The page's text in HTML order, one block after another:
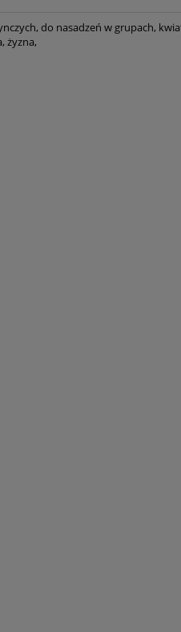
do nasadzeń w grupach, kwiat
żyzna,